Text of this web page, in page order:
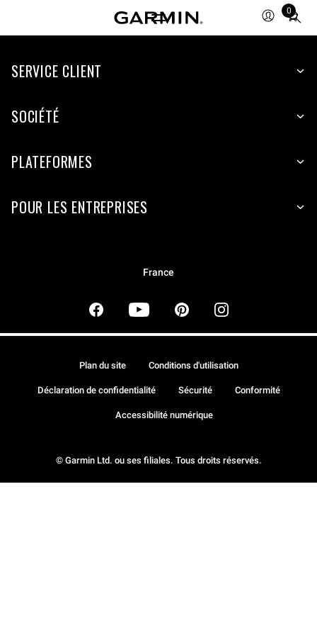
0
Total
items
cart:
SERVICE CLIENT
SOCIÉTÉ
PLATEFORMES
POUR LES ENTREPRISES
France
© Garmin Ltd. ou ses filiales. Tous droits réservés.
Plan du site Conditions d'utilisation
Déclaration de confidentialité Sécurité Conformité
Accessibilité numérique